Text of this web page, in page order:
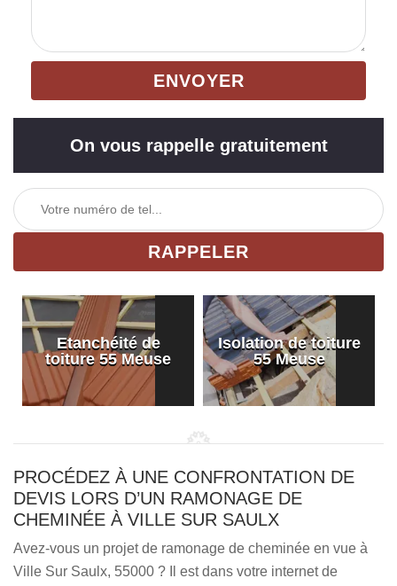
On vous rappelle gratuitement
Etanchéité de
toiture 55 Meuse
Isolation de toiture
55 Meuse
PROCÉDEZ À UNE CONFRONTATION DE
DEVIS LORS D’UN RAMONAGE DE
CHEMINÉE À VILLE SUR SAULX
Avez-vous un projet de ramonage de cheminée en vue à
Ville Sur Saulx, 55000 ? Il est dans votre internet de